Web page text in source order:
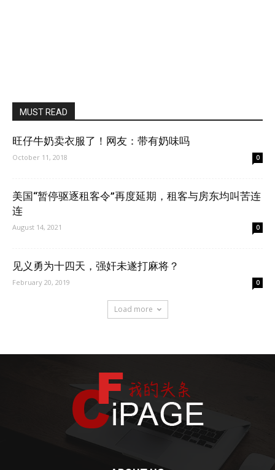
MUST READ
旺仔牛奶卖衣服了！网友：带有奶味吗
October 11, 2018 0
美国“暂停驱逐租客令”再度延期，租客与房东均叫苦连
连
August 14, 2021 0
见义勇为十四天，强奸未遂打麻将？
February 20, 2019 0
Load more